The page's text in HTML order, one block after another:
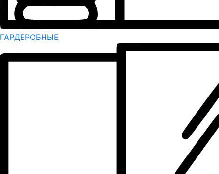
ГАРДЕРОБНЫЕ